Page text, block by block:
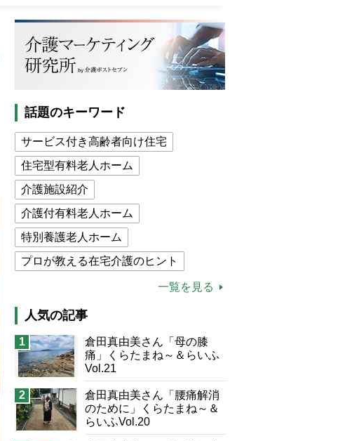
話題のキーワード
サービス付き高齢者向け住宅
住宅型有料老人ホーム
介護施設紹介
介護付有料老人ホーム
特別養護老人ホーム
プロが教える在宅介護のヒント
介護食
高木ブー
ケアマネジャー
猫が母になつきません
息子の遠距離介護サバイバル術
兄がボケました
便利なサービス
予防法
一覧を見る
人気の記事
1
倉田真由美さん「母の膝
痛」くらたまね～＆らいふ
Vol.21
2
倉田真由美さん「腰痛解消
のために」くらたまね～＆
らいふVol.20